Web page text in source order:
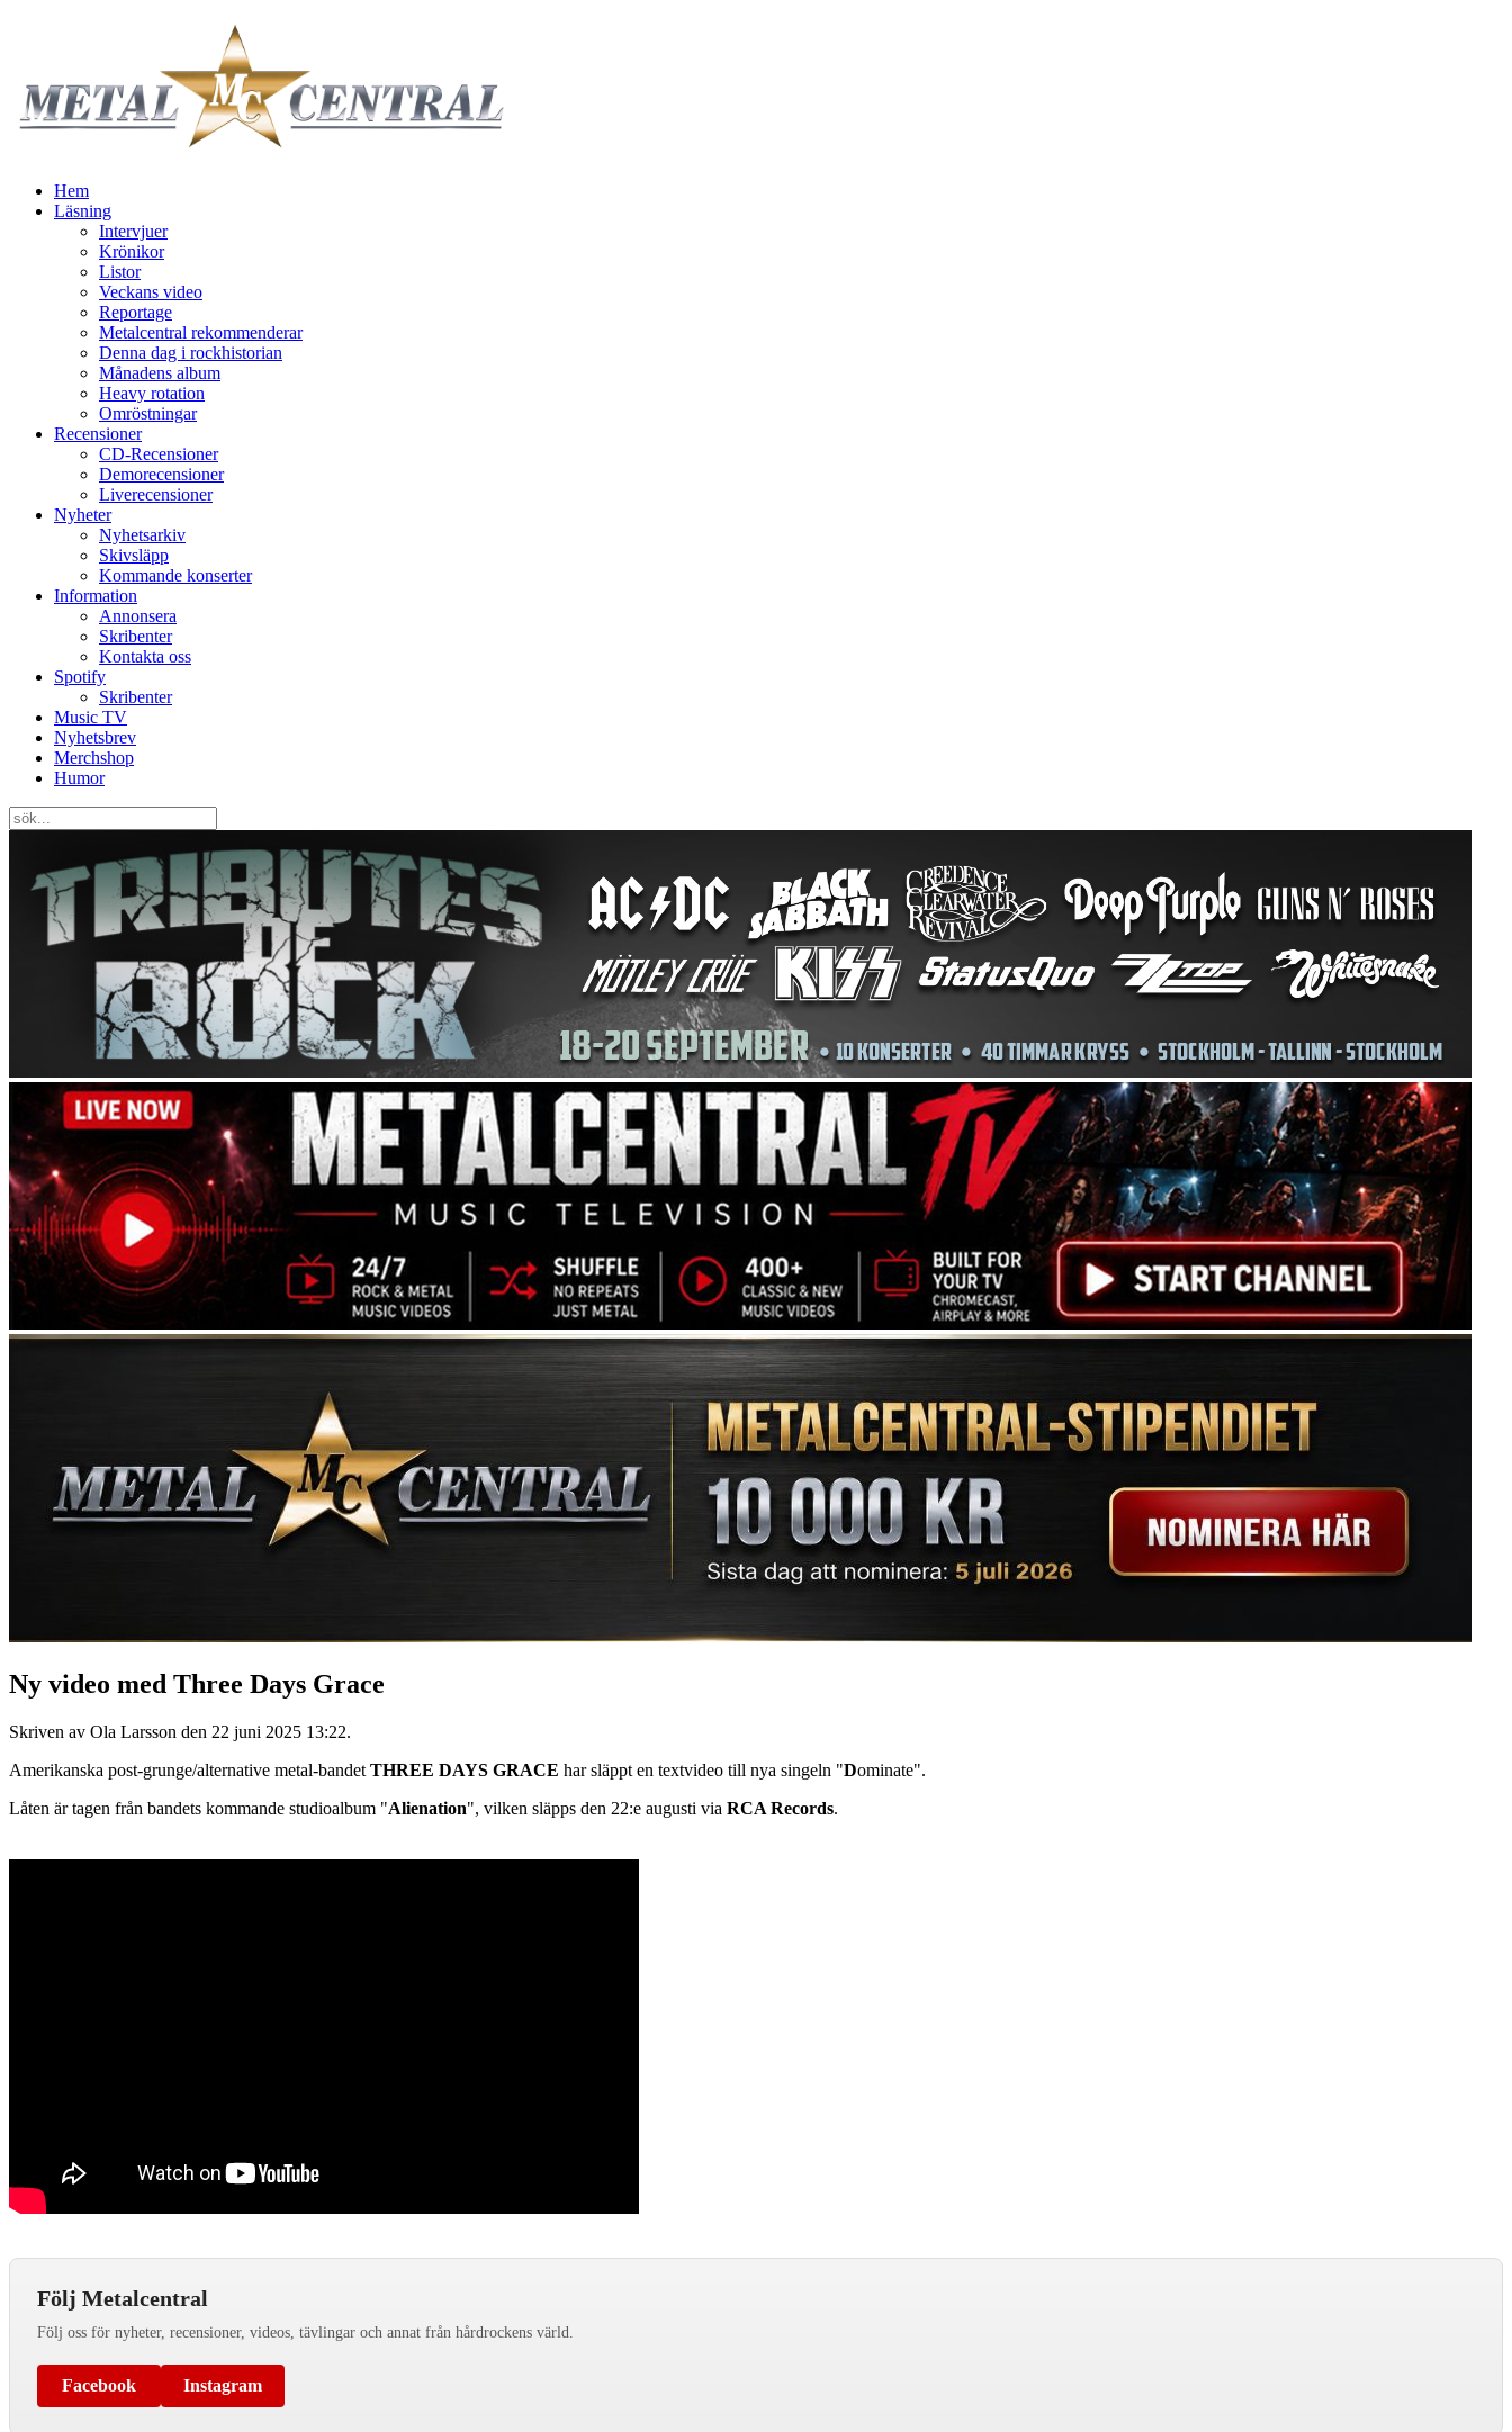
Hem
Läsning
Intervjuer
Krönikor
Listor
Veckans video
Reportage
Metalcentral rekommenderar
Denna dag i rockhistorian
Månadens album
Heavy rotation
Omröstningar
Recensioner
CD-Recensioner
Demorecensioner
Liverecensioner
Nyheter
Nyhetsarkiv
Skivsläpp
Kommande konserter
Information
Annonsera
Skribenter
Kontakta oss
Spotify
Skribenter
Music TV
Nyhetsbrev
Merchshop
Humor
Ny video med Three Days Grace
Skriven av Ola Larsson den 22 juni 2025 13:22.
Amerikanska post-grunge/alternative metal-bandet THREE DAYS GRACE har släppt en textvideo till nya singeln "Dominate".
Låten är tagen från bandets kommande studioalbum "Alienation", vilken släpps den 22:e augusti via RCA Records.
Följ Metalcentral
Följ oss för nyheter, recensioner, videos, tävlingar och annat från hårdrockens värld.
Facebook Instagram